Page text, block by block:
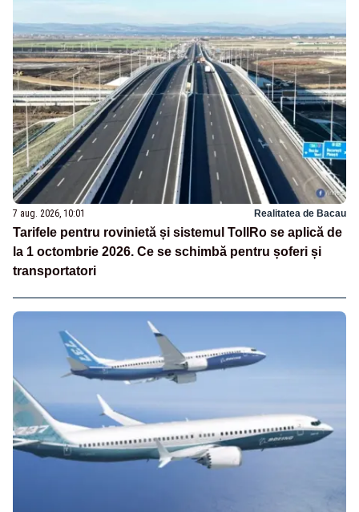
7 aug. 2026, 10:01 Realitatea de Bacau
Tarifele pentru rovinietă și sistemul TollRo se aplică de
la 1 octombrie 2026. Ce se schimbă pentru șoferi și
transportatori